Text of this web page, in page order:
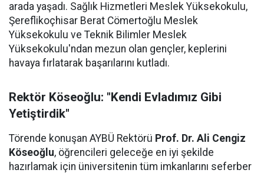
arada yaşadı. Sağlık Hizmetleri Meslek Yüksekokulu,
Şereflikoçhisar Berat Cömertoğlu Meslek
Yüksekokulu ve Teknik Bilimler Meslek
Yüksekokulu'ndan mezun olan gençler, keplerini
havaya fırlatarak başarılarını kutladı.
Rektör Köseoğlu: "Kendi Evladımız Gibi
Yetiştirdik"
Törende konuşan AYBÜ Rektörü Prof. Dr. Ali Cengiz
Köseoğlu, öğrencileri geleceğe en iyi şekilde
hazırlamak için üniversitenin tüm imkanlarını seferber